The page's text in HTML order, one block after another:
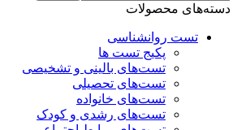
دسته‌های محصولات
تست روانشناسی
پکیج تست ها
تست‌های بالینی و تشخیصی
تست‌های تحصیلی
تست‌های خانواده
تست‌های رشدی و کودک